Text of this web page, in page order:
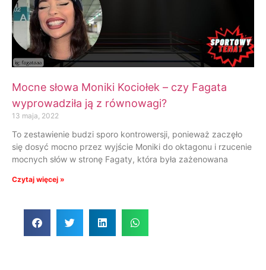
Mocne słowa Moniki Kociołek – czy Fagata
wyprowadziła ją z równowagi?
13 maja, 2022
To zestawienie budzi sporo kontrowersji, ponieważ zaczęło
się dosyć mocno przez wyjście Moniki do oktagonu i rzucenie
mocnych słów w stronę Fagaty, która była zażenowana
Czytaj więcej »